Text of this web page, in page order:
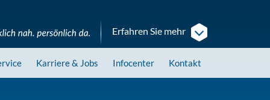
Erfahren Sie mehr
Karriere& Jobs Infocenter Kontakt